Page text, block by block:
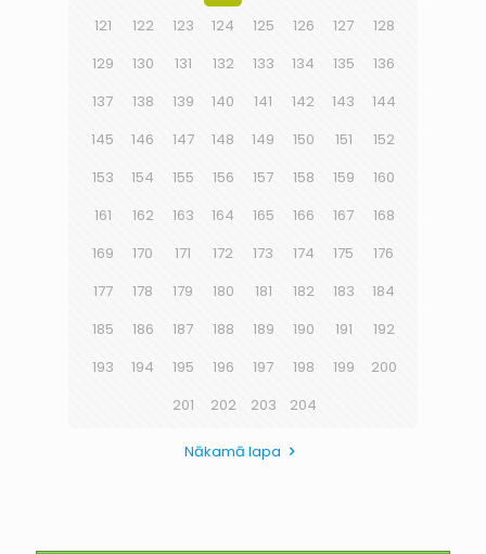
121
122 123 124 125 126 127
128
129
130 131 132 133 134 135
136
137
138 139 140 141 142 143
144
145
146 147 148 149 150 151
152
153
154 155 156 157 158 159
160
161
162 163 164 165 166 167
168
169
170 171 172 173 174 175
176
177
178 179 180 181 182 183
184
185
186 187 188 189 190 191
192
193
194 195 196 197 198 199
200
201
202 203 204
Nākamā lapa